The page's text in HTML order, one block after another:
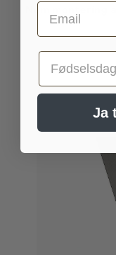
Email
Fødselsdag
Ja